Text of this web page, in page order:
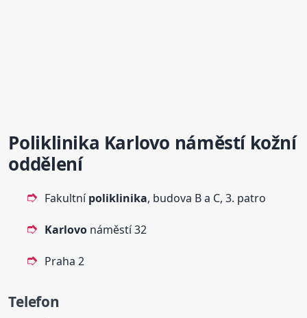
Poliklinika Karlovo náměstí kožní
oddělení
Fakultnípoliklinika, budova B a C, 3. patro
Karlovo náměstí 32
Praha 2
Telefon